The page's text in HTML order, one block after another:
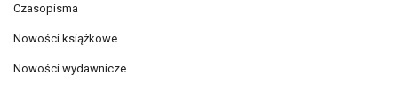
Czasopisma
Nowości książkowe
Nowości wydawnicze